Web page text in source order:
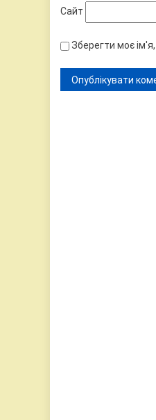
Сайт
Зберегти моє